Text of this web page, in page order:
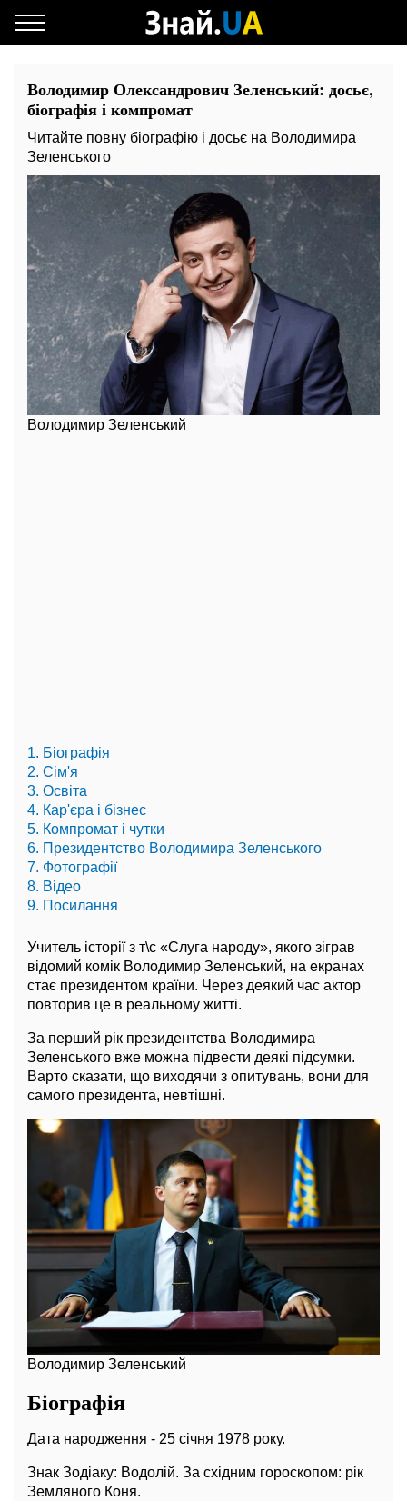
Володимир Олександрович Зеленський: досьє,
біографія і компромат
Читайте повну біографію і досьє на Володимира
Зеленського
Володимир Зеленський
1. Біографія
2. Сім'я
3. Освіта
4. Кар'єра і бізнес
5. Компромат і чутки
6. Президентство Володимира Зеленського
7. Фотографії
8. Відео
9. Посилання
Учитель історії з т\с «Слуга народу», якого зіграв
відомий комік Володимир Зеленський, на екранах
стає президентом країни. Через деякий час актор
повторив це в реальному житті.
За перший рік президентства Володимира
Зеленського вже можна підвести деякі підсумки.
Варто сказати, що виходячи з опитувань, вони для
самого президента, невтішні.
Володимир Зеленський
Біографія
Дата народження - 25 січня 1978 року.
Знак Зодіаку: Водолій. За східним гороскопом: рік
Земляного Коня.